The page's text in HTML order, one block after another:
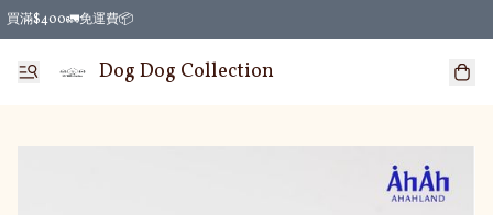
買滿$400🚛免運費📦
Dog Dog Collection